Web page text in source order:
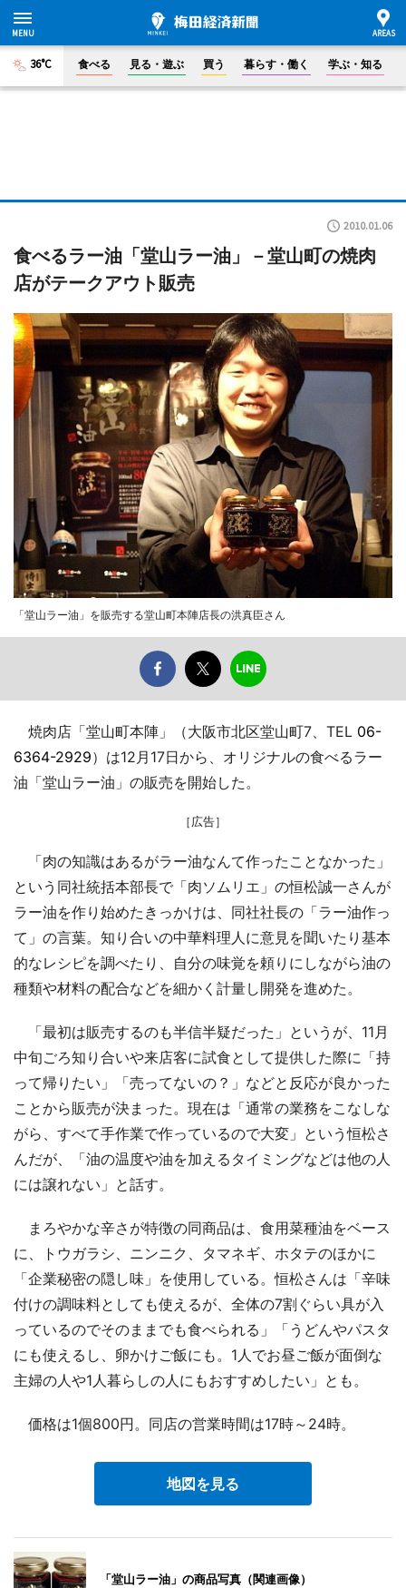
36°C 食べる 見る・遊ぶ 買う 暮らす・働く 学ぶ・知る
2010.01.06
食べるラー油「堂山ラー油」－堂山町の焼肉
店がテークアウト販売
「堂山ラー油」を販売する堂山町本陣店長の洪真臣さん
焼肉店「堂山町本陣」（大阪市北区堂山町7、TEL 06-
6364-2929）は12月17日から、オリジナルの食べるラー
油「堂山ラー油」の販売を開始した。
［広告］
「肉の知識はあるがラー油なんて作ったことなかった」
という同社統括本部長で「肉ソムリエ」の恒松誠一さんが
ラー油を作り始めたきっかけは、同社社長の「ラー油作っ
て」の言葉。知り合いの中華料理人に意見を聞いたり基本
的なレシピを調べたり、自分の味覚を頼りにしながら油の
種類や材料の配合などを細かく計量し開発を進めた。
「最初は販売するのも半信半疑だった」というが、11月
中旬ごろ知り合いや来店客に試食として提供した際に「持
って帰りたい」「売ってないの？」などと反応が良かった
ことから販売が決まった。現在は「通常の業務をこなしな
がら、すべて手作業で作っているので大変」という恒松さ
んだが、「油の温度や油を加えるタイミングなどは他の人
には譲れない」と話す。
まろやかな辛さが特徴の同商品は、食用菜種油をベース
に、トウガラシ、ニンニク、タマネギ、ホタテのほかに
「企業秘密の隠し味」を使用している。恒松さんは「辛味
付けの調味料としても使えるが、全体の7割ぐらい具が入
っているのでそのままでも食べられる」「うどんやパスタ
にも使えるし、卵かけご飯にも。1人でお昼ご飯が面倒な
主婦の人や1人暮らしの人にもおすすめしたい」とも。
価格は1個800円。同店の営業時間は17時～24時。
地図を見る
「堂山ラー油」の商品写真（関連画像）